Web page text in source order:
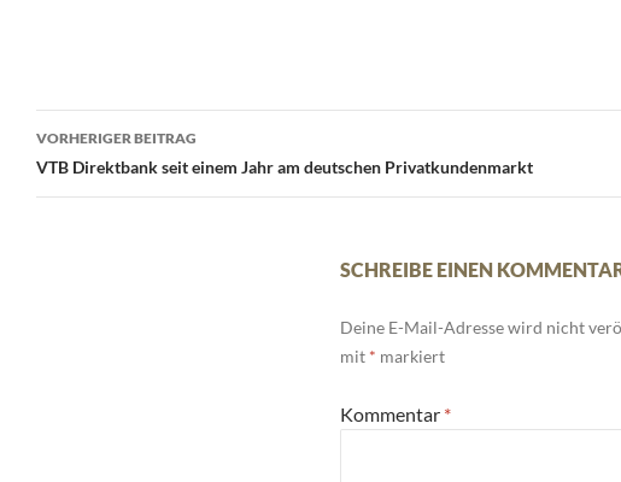
Beitrags-
Navigation
VORHERIGER BEITRAG
VTB Direktbank seit einem Jahr am deutschen Privatkundenmarkt
SCHREIBE EINEN
Deine E-Mail-Adresse wird nicht
mit * markiert
Kommentar *